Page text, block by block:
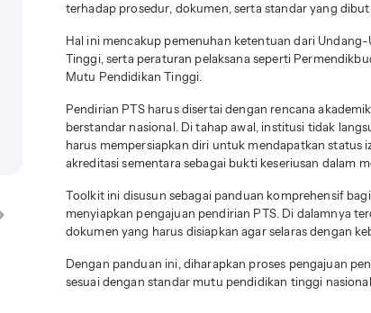
terhadap prosedur, dokumen, serta standar yang
Hal ini mencakup pemenuhan ketentuan dari
Tinggi, serta peraturan pelaksana seperti
Mutu Pendidikan Tinggi.
Pendirian PTS harus disertai dengan rencana
berstandar nasional. Di tahap awal, institusi tidak
harus mempersiapkan diri untuk mendapatkan status
akreditasi sementara sebagai bukti keseriusan dalam
Toolkit ini disusun sebagai panduan komprehensif
menyiapkan pengajuan pendirian PTS. Di dalamnya
dokumen yang harus disiapkan agar selaras dengan
Dengan panduan ini, diharapkan proses pengajuan
sesuai dengan standar mutu pendidikan tinggi